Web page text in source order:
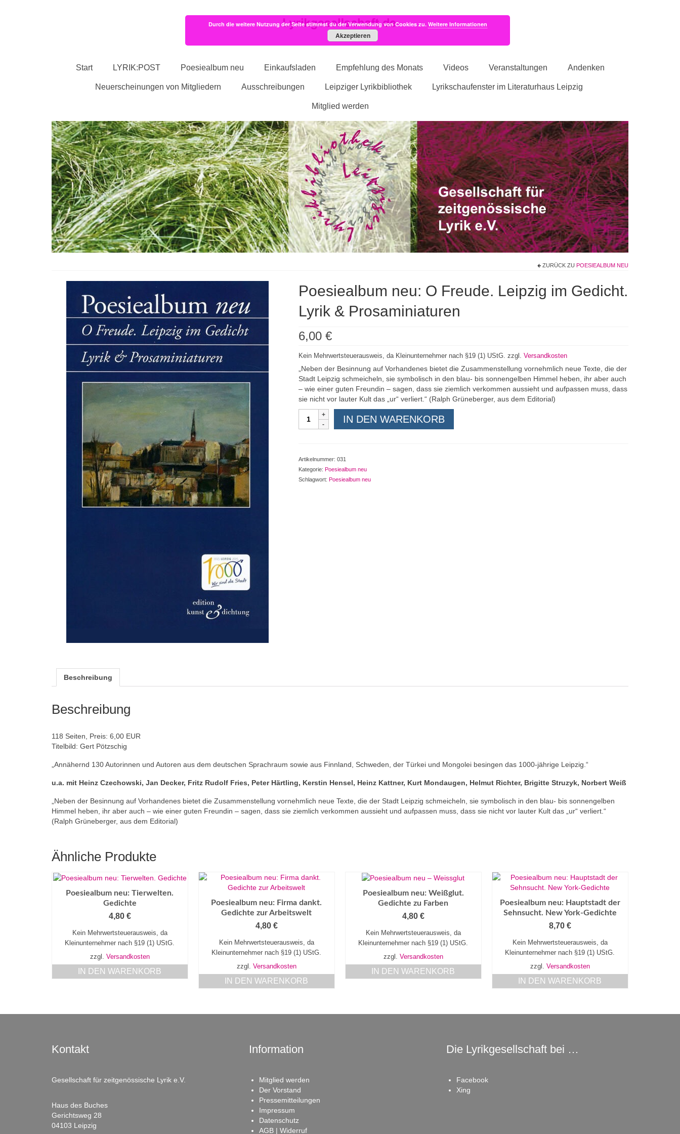
Start LYRIK:POST Poesiealbum neu Einkaufsladen Empfehlung des Monats Videos Veranstaltungen Andenken
Neuerscheinungen von Mitgliedern Ausschreibungen Leipziger Lyrikbibliothek Lyrikschaufenster im Literaturhaus Leipzig
Mitglied werden
ZURÜCK ZU POESIEALBUM NEU
Poesiealbum neu: O Freude. Leipzig im Gedicht.
Lyrik & Prosaminiaturen
6,00 €
Kein Mehrwertsteuerausweis, da Kleinunternehmer nach §19 (1) UStG. zzgl. Versandkosten
„Neben der Besinnung auf Vorhandenes bietet die Zusammenstellung vornehmlich neue Texte, die der
Stadt Leipzig schmeicheln, sie symbolisch in den blau- bis sonnengelben Himmel heben, ihr aber auch
– wie einer guten Freundin – sagen, dass sie ziemlich verkommen aussieht und aufpassen muss, dass
sie nicht vor lauter Kult das „ur“ verliert.“ (Ralph Grüneberger, aus dem Editorial)
Poesiealbum
neu:
Gedicht.
Lyrik
IN DEN WARENKORB
Artikelnummer: 031
Kategorie: Poesiealbum neu
Schlagwort: Poesiealbum neu
Beschreibung
Beschreibung
118 Seiten, Preis: 6,00 EUR
Titelbild: Gert Pötzschig
„Annähernd 130 Autorinnen und Autoren aus dem deutschen Sprachraum sowie aus Finnland, Schweden, der Türkei und Mongolei besingen das 1000-jährige Leipzig.“
u.a. mit Heinz Czechowski, Jan Decker, Fritz Rudolf Fries, Peter Härtling, Kerstin Hensel, Heinz Kattner, Kurt Mondaugen, Helmut Richter, Brigitte Struzyk, Norbert Weiß
„Neben der Besinnung auf Vorhandenes bietet die Zusammenstellung vornehmlich neue Texte, die der Stadt Leipzig schmeicheln, sie symbolisch in den blau- bis sonnengelben
Himmel heben, ihr aber auch – wie einer guten Freundin – sagen, dass sie ziemlich verkommen aussieht und aufpassen muss, dass sie nicht vor lauter Kult das „ur“ verliert.“
(Ralph Grüneberger, aus dem Editorial)
Ähnliche Produkte
Poesiealbum neu: Tierwelten.
Gedichte
4,80 €
Kein Mehrwertsteuerausweis, da
Kleinunternehmer nach §19 (1) UStG.
zzgl. Versandkosten
IN DEN WARENKORB
Poesiealbum neu: Firma dankt.
Gedichte zur Arbeitswelt
4,80 €
Kein Mehrwertsteuerausweis, da
Kleinunternehmer nach §19 (1) UStG.
zzgl. Versandkosten
IN DEN WARENKORB
Poesiealbum neu: Weißglut.
Gedichte zu Farben
4,80 €
Kein Mehrwertsteuerausweis, da
Kleinunternehmer nach §19 (1) UStG.
zzgl. Versandkosten
IN DEN WARENKORB
Poesiealbum neu: Hauptstadt der
Sehnsucht. New York-Gedichte
8,70 €
Kein Mehrwertsteuerausweis, da
Kleinunternehmer nach §19 (1) UStG.
zzgl. Versandkosten
IN DEN WARENKORB
Kontakt
Gesellschaft für zeitgenössische Lyrik e.V.
Haus des Buches
Gerichtsweg 28
04103 Leipzig
Information
Mitglied werden
Der Vorstand
Pressemitteilungen
Impressum
Datenschutz
AGB | Widerruf
Die Lyrikgesellschaft bei …
Facebook
Xing
Durch die weitere Nutzung der Seite stimmst du der Verwendung von Cookies zu. Weitere Informationen
Akzeptieren